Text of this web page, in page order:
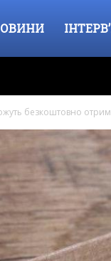
безкоштовно